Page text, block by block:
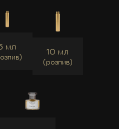
мл
10 мл
(розпив)